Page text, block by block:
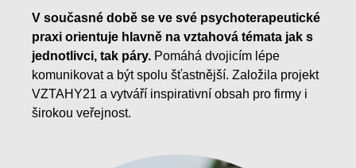
V současné době se ve své psychoterapeutické
praxi orientuje hlavně na vztahová témata jak s
jednotlivci, tak páry. Pomáhá dvojicím lépe
komunikovat a být spolu šťastnější. Založila projekt
VZTAHY21 a vytváří inspirativní obsah pro firmy i
širokou veřejnost.